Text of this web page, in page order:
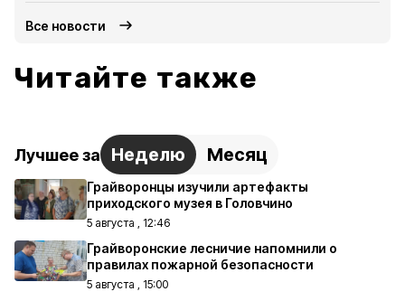
Все новости
Читайте также
Лучшее за Неделю Месяц
Грайворонцы изучили артефакты
приходского музея в Головчино
5 августа , 12:46
Грайворонские лесничие напомнили о
правилах пожарной безопасности
5 августа , 15:00